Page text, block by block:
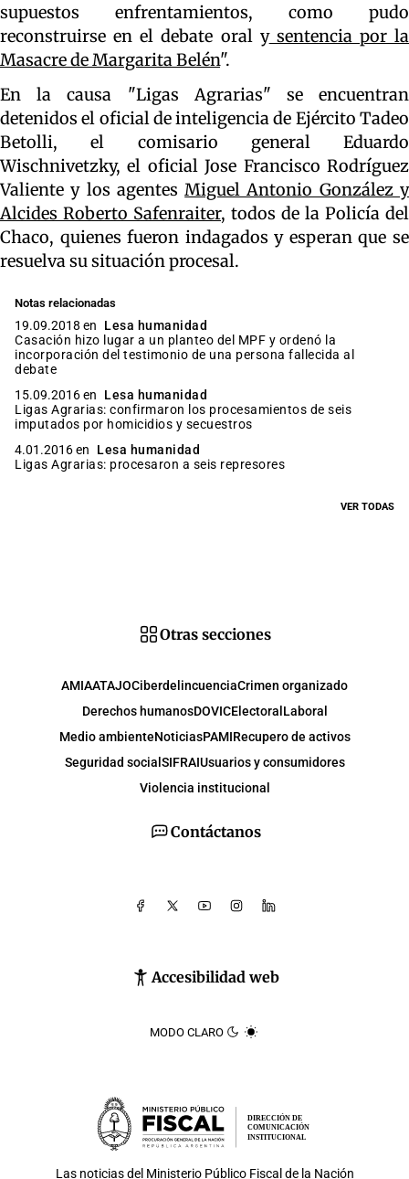
supuestos enfrentamientos, como pudo
reconstruirse en el debate oral ysentencia por la
Masacre de Margarita Belén".
En la causa "Ligas Agrarias" se encuentran
detenidos el oficial de inteligencia de Ejército Tadeo
Betolli, el comisario general Eduardo
Wischnivetzky, el oficial Jose Francisco Rodríguez
Valiente y los agentesMiguel Antonio González y
Alcides Roberto Safenraiter, todos de la Policía del
Chaco, quienes fueron indagados y esperan que se
resuelva su situación procesal.
Notas relacionadas
19.09.2018 en
Lesa humanidad
Casación hizo lugar a un planteo del MPF y ordenó la
incorporación del testimonio de una persona fallecida al
debate
15.09.2016 en
Lesa humanidad
Ligas Agrarias: confirmaron los procesamientos de seis
imputados por homicidios y secuestros
4.01.2016 en
Lesa humanidad
Ligas Agrarias: procesaron a seis represores
VER TODAS
Contáctanos
Accesibilidad web
MODO CLARO
Otras secciones
AMIAATAJOCiberdelincuenciaCrimen organizado
Derechos humanosDOVICElectoral Laboral
Medio ambienteNoticiasPAMIRecupero de activos
Seguridad social SIFRAIUsuarios y consumidores
Violencia institucional
DIRECCIÓN DE
COMUNICACIÓN
INSTITUCIONAL
Las noticias del Ministerio Público Fiscal de la Nación